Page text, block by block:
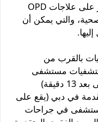
فقط. هنا، يمكن للمقيمين العثور على علاجات OPD
والتي يمكن أن
بالقرب من
المستشفيات مستشفى
ميديكلينيك باركفيو (الذي يقع على بعد 13 دقيقة)
في دبي (يقع على
في جراحات